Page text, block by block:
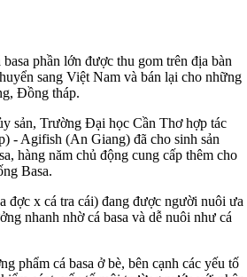
phần lớn được thu gom trên địa bàn
sang Việt Nam và bán lại cho những
Đồng tháp.
sản, Trường Đại học Cần Thơ hợp tác
- Agifish (An Giang) đã cho sinh sản
hàng năm chủ động cung cấp thêm cho
Basa.
đợc x cá tra cái) đang được người nuôi ưa
nhanh nhờ cá basa và dễ nuôi như cá
phẩm cá basa ở bè, bên cạnh các yếu tố